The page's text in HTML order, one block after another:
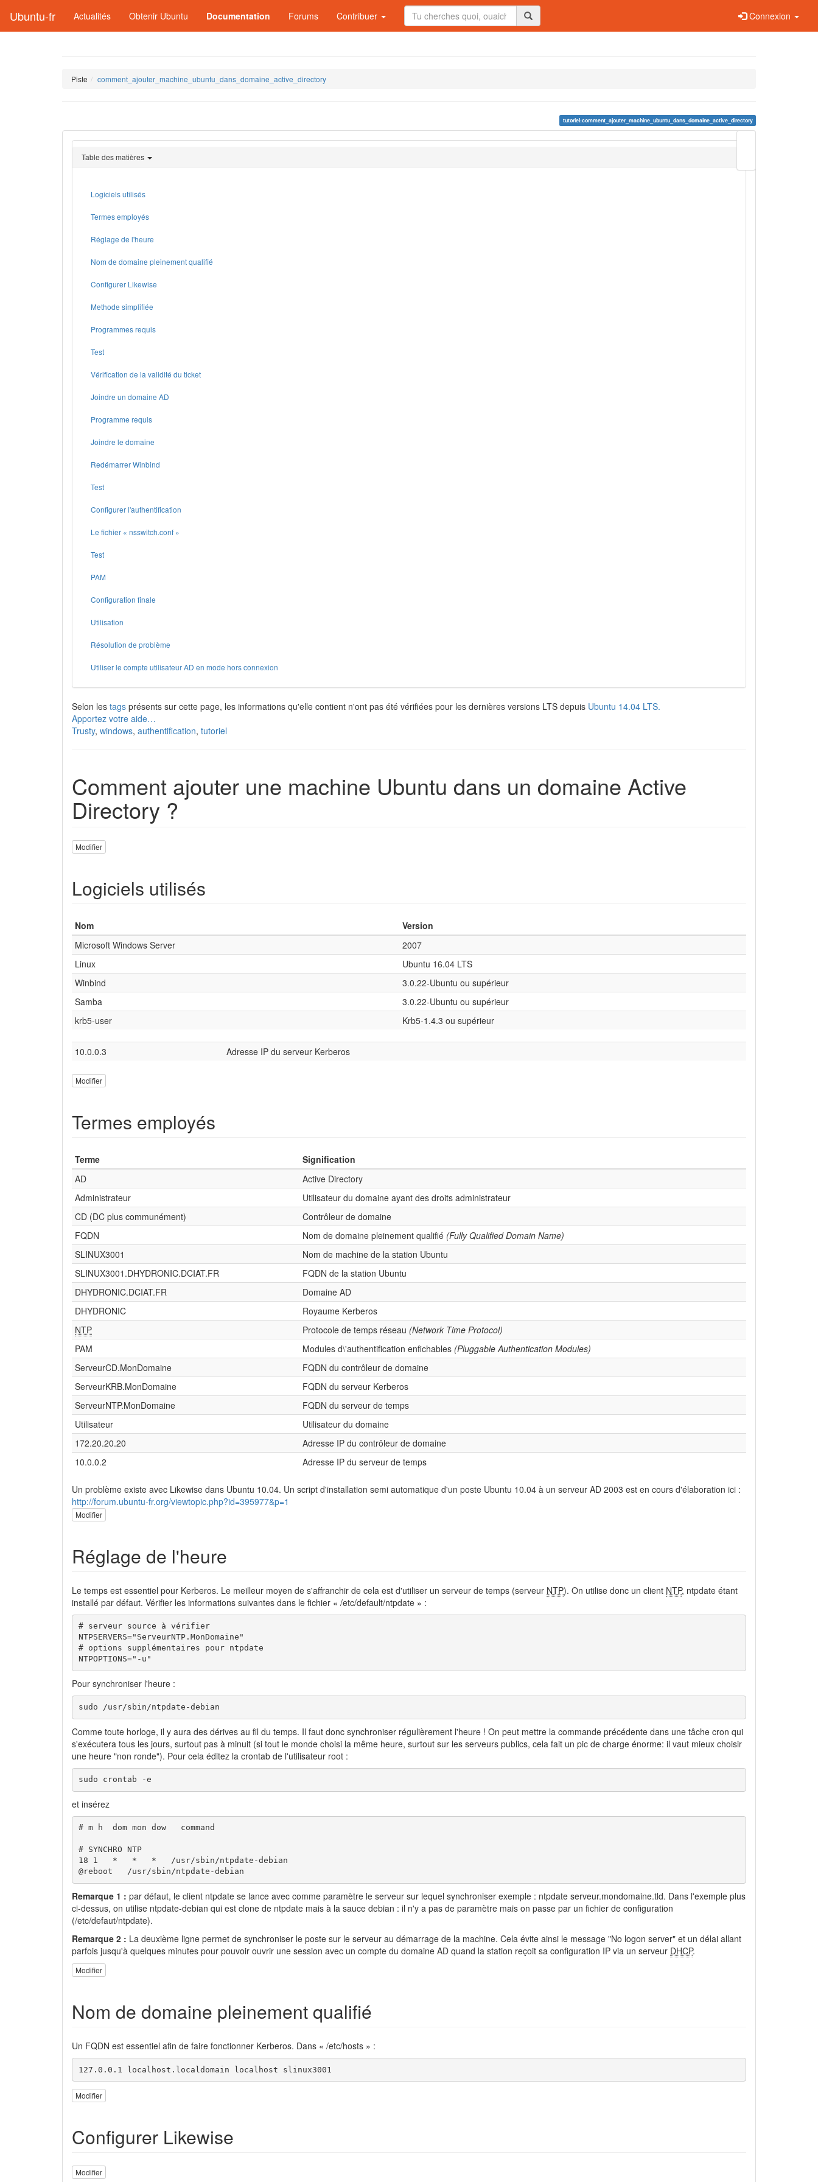
Ubuntu-fr Actualités Obtenir Ubuntu Documentation Forums Contribuer Connexion
Piste comment_ajouter_machine_ubuntu_dans_domaine_active_directory
tutoriel:comment_ajouter_machine_ubuntu_dans_domaine_active_directory
page
Liens
Table des matières
Logiciels utilisés
Termes employés
Réglage de l'heure
Nom de domaine pleinement qualifié
Configurer Likewise
Methode simplifiée
Programmes requis
Test
Vérification de la validité du ticket
Joindre un domaine AD
Programme requis
Joindre le domaine
Redémarrer Winbind
Test
Configurer l'authentification
Le fichier « nsswitch.conf »
Test
PAM
Configuration finale
Utilisation
Résolution de problème
Utiliser le compte utilisateur AD en mode hors connexion
Selon les tags présents sur cette page, les informations qu'elle contient n'ont pas été vérifiées pour les dernières versions LTS depuis Ubuntu 14.04 LTS.
Apportez votre aide…
Trusty, windows, authentification, tutoriel
Comment ajouter une machine Ubuntu dans un domaine Active
Directory ?
Modifier
Logiciels utilisés
Nom
Version
Microsoft Windows Server
2007
Linux
Ubuntu 16.04 LTS
Winbind
3.0.22-Ubuntu ou supérieur
Samba
3.0.22-Ubuntu ou supérieur
krb5-user
Krb5-1.4.3 ou supérieur
10.0.0.3 Adresse IP du serveur Kerberos
Modifier
Termes employés
Terme
Signification
AD
Active Directory
Administrateur
Utilisateur du domaine ayant des droits administrateur
CD (DC plus communément)
Contrôleur de domaine
FQDN
Nom de domaine pleinement qualifié (Fully Qualified Domain Name)
SLINUX3001
Nom de machine de la station Ubuntu
SLINUX3001.DHYDRONIC.DCIAT.FR
FQDN de la station Ubuntu
DHYDRONIC.DCIAT.FR
Domaine AD
DHYDRONIC
Royaume Kerberos
NTP
Protocole de temps réseau (Network Time Protocol)
PAM
Modules d\'authentification enfichables (Pluggable Authentication Modules)
ServeurCD.MonDomaine
FQDN du contrôleur de domaine
ServeurKRB.MonDomaine
FQDN du serveur Kerberos
ServeurNTP.MonDomaine
FQDN du serveur de temps
Utilisateur
Utilisateur du domaine
172.20.20.20
Adresse IP du contrôleur de domaine
10.0.0.2
Adresse IP du serveur de temps
Un problème existe avec Likewise dans Ubuntu 10.04. Un script d'installation semi automatique d'un poste Ubuntu 10.04 à un serveur AD 2003 est en cours d'élaboration ici :
http://forum.ubuntu-fr.org/viewtopic.php?id=395977&p=1
Modifier
Réglage de l'heure
Le temps est essentiel pour Kerberos. Le meilleur moyen de s'affranchir de cela est d'utiliser un serveur de temps (serveur NTP). On utilise donc un client NTP, ntpdate étant
installé par défaut. Vérifier les informations suivantes dans le fichier « /etc/default/ntpdate » :
# serveur source à vérifier
NTPSERVERS="ServeurNTP.MonDomaine"
# options supplémentaires pour ntpdate
NTPOPTIONS="-u"
Pour synchroniser l'heure :
sudo /usr/sbin/ntpdate-debian
Comme toute horloge, il y aura des dérives au fil du temps. Il faut donc synchroniser régulièrement l'heure ! On peut mettre la commande précédente dans une tâche cron qui
s'exécutera tous les jours, surtout pas à minuit (si tout le monde choisi la même heure, surtout sur les serveurs publics, cela fait un pic de charge énorme: il vaut mieux choisir
une heure "non ronde"). Pour cela éditez la crontab de l'utilisateur root :
sudo crontab -e
et insérez
# m h  dom mon dow   command
# SYNCHRO NTP
18 1   *   *   *   /usr/sbin/ntpdate-debian
@reboot   /usr/sbin/ntpdate-debian
Remarque 1 : par défaut, le client ntpdate se lance avec comme paramètre le serveur sur lequel synchroniser exemple : ntpdate serveur.mondomaine.tld. Dans l'exemple plus
ci-dessus, on utilise ntpdate-debian qui est clone de ntpdate mais à la sauce debian : il n'y a pas de paramètre mais on passe par un fichier de configuration
(/etc/defaut/ntpdate).
Remarque 2 : La deuxième ligne permet de synchroniser le poste sur le serveur au démarrage de la machine. Cela évite ainsi le message "No logon server" et un délai allant
parfois jusqu'à quelques minutes pour pouvoir ouvrir une session avec un compte du domaine AD quand la station reçoit sa configuration IP via un serveur DHCP.
Modifier
Nom de domaine pleinement qualifié
Un FQDN est essentiel afin de faire fonctionner Kerberos. Dans « /etc/hosts » :
127.0.0.1 localhost.localdomain localhost slinux3001
Modifier
Configurer Likewise
Modifier